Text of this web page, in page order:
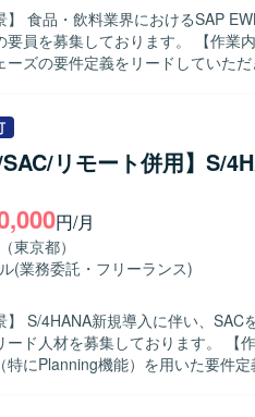
】 食品・飲料業界におけるSAP
ります。 【作業内容】 SAP EWM導入プロジェクトにおいて、デ
ーズの要件定義をリードしていた
導し、合意形成や成果物のとりまとめを行
ークホルダーと円滑にコミュニケ
だける方を求めております。グロ
のファシリテーションを丁寧に進められる
飲料業界におけるEWM導入の上流
がらグローバルメンバーとの連携
務プロセス設計からシステムデザイ
S/4 EWMを中心としたERP環境
SAC/リモート併用】S/
円/月
東京都）
(業務委託・フリーランス)
】 S/4HANA新規導入に伴い、
しております。 【作業内容】 S/4HANA新規導入プロジェクトにおい
特にPlanning機能）を用いた要件